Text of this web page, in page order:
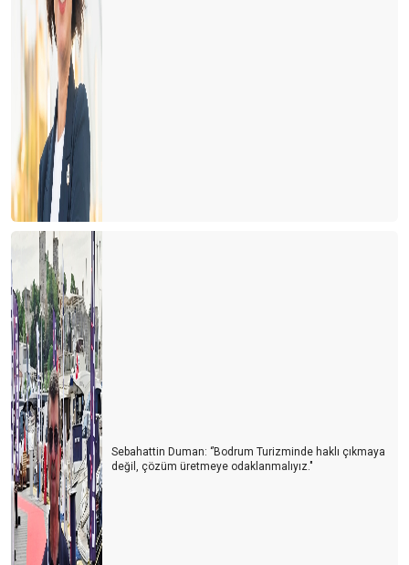
Sebahattin Duman: ‘’Bodrum Turizminde haklı çıkmaya
değil, çözüm üretmeye odaklanmalıyız."